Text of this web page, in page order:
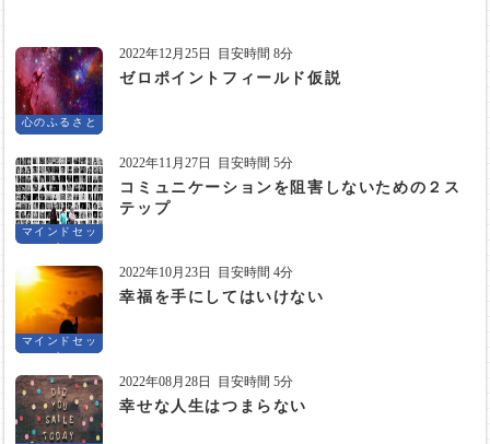
心のふるさと
2022年12月25日 目安時間 8分
ゼロポイントフィールド仮説
マインドセッ
ト
2022年11月27日 目安時間 5分
コミュニケーションを阻害しないための２ス
テップ
マインドセッ
ト
2022年10月23日 目安時間 4分
幸福を手にしてはいけない
2022年08月28日 目安時間 5分
幸せな人生はつまらない